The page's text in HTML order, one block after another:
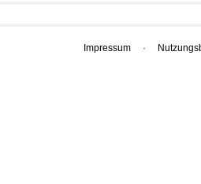
Impressum ·